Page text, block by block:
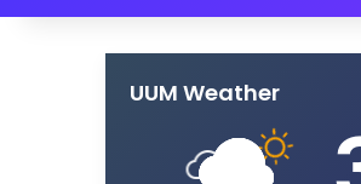
UUM Weather